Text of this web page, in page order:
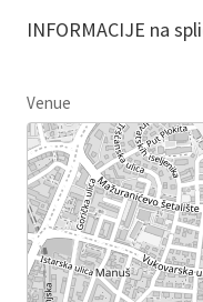
INFORMACIJE na
Venue